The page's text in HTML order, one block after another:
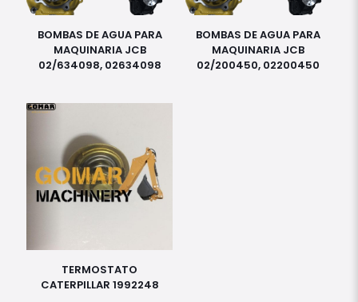
BOMBAS DE AGUA PARA
MAQUINARIA JCB
02/634098, 02634098
BOMBAS DE AGUA PARA
MAQUINARIA JCB
02/200450, 02200450
TERMOSTATO
CATERPILLAR 1992248